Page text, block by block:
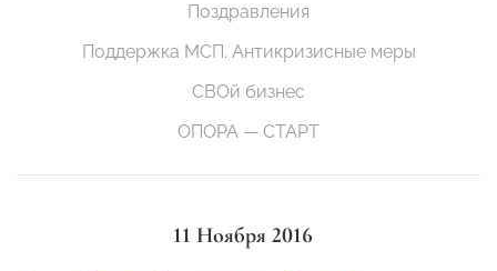
Поздравления
Поддержка МСП. Антикризисные меры
СВОй бизнес
ОПОРА — СТАРТ
11 Ноября 2016